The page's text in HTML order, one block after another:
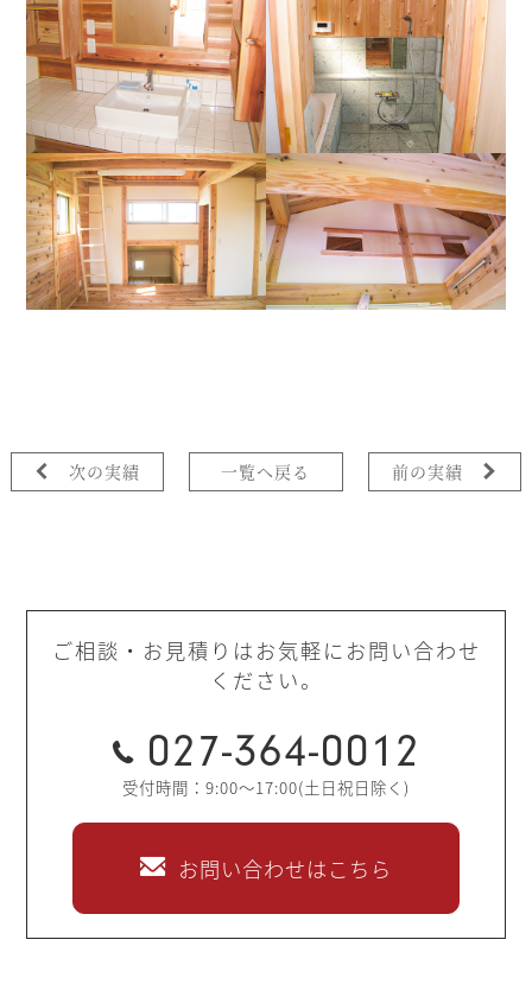
次の実績 一覧へ戻る 前の実績
ご相談・お見積りはお気軽にお問い合わせ
ください。
027-364-0012
受付時間：9:00～17:00(土日祝日除く)
お問い合わせはこちら